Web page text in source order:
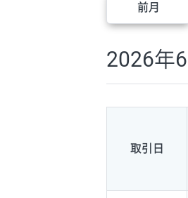
前月
2026年
取引日